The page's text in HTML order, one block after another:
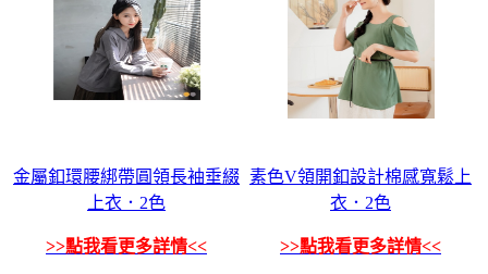
金屬釦環腰綁帶圓領長袖垂綴
上衣．2色
>>點我看更多詳情<<
素色V領開釦設計棉感寬鬆上
衣．2色
>>點我看更多詳情<<